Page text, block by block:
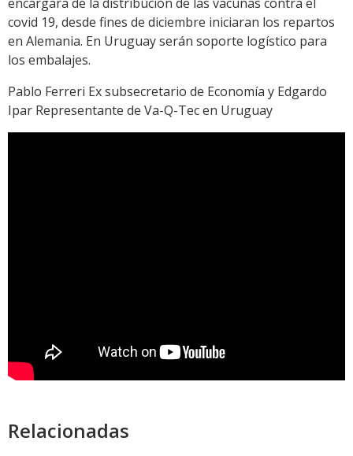
covid 19, desde fines de diciembre iniciaran los repartos
en Alemania. En Uruguay serán soporte logístico para
los embalajes.
Pablo Ferreri Ex subsecretario de Economía y Edgardo
Ipar Representante de Va-Q-Tec en Uruguay
Relacionadas